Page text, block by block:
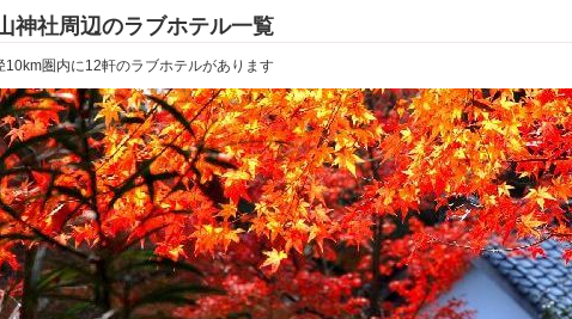
神社周辺のラブホテル一覧
10km圏内に12軒のラブホテルがあります